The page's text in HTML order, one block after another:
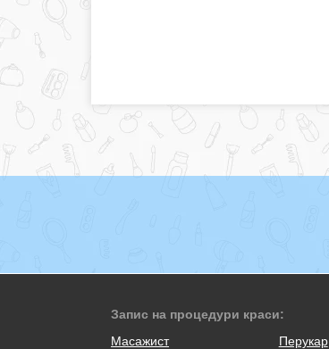
Запис на процедури краси:
Масажист
Перукар